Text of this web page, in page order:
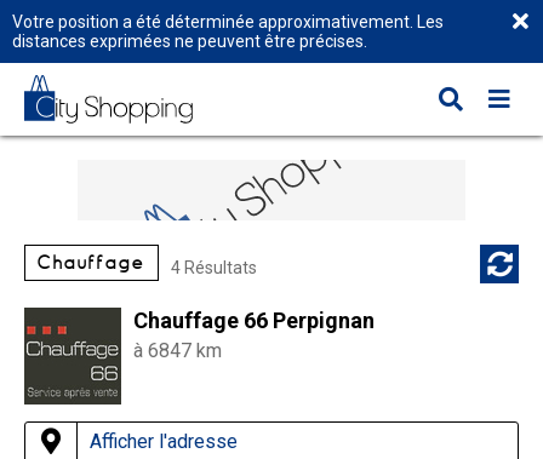
Votre position a été déterminée approximativement. Les
distances exprimées ne peuvent être précises.
Chauffage 4 Résultats
Chauffage 66 Perpignan
à 6847 km
Afficher l'adresse